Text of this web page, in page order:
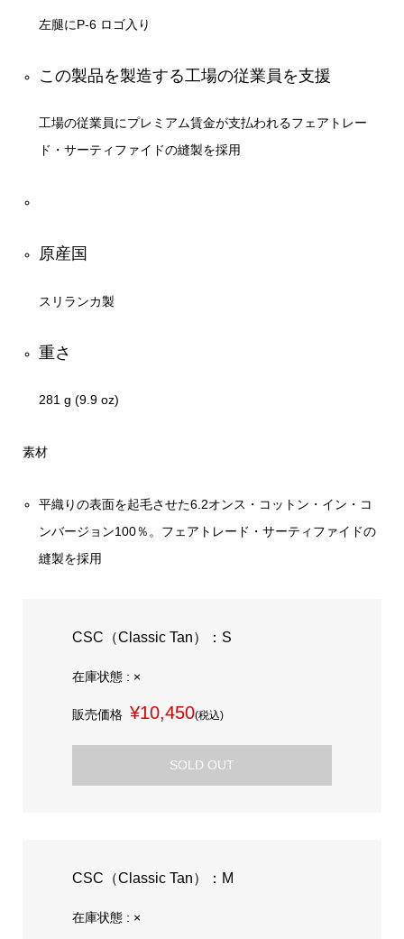
左腿にP-6 ロゴ入り
この製品を製造する工場の従業員を支援
工場の従業員にプレミアム賃金が支払われるフェアトレー
ド・サーティファイドの縫製を採用
原産国
スリランカ製
重さ
281 g (9.9 oz)
素材
平織りの表面を起毛させた6.2オンス・コットン・イン・コ
ンバージョン100％。フェアトレード・サーティファイドの
縫製を採用
CSC（Classic Tan）：S
在庫状態 : ×
販売価格 ¥10,450(税込)
SOLD OUT
CSC（Classic Tan）：M
在庫状態 : ×